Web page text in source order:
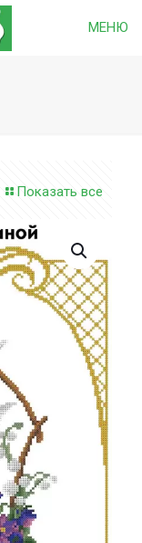
МЕНЮ
Показать все